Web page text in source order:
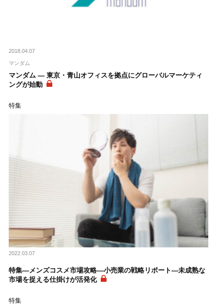
2018.04.07
マンダム
マンダム ― 東京・青山オフィスを拠点にグローバルマーケティ
ングが始動
特集
2022.03.07
特集―メンズコスメ市場攻略―小売業の戦略リポート―未成熟な
市場を捉える仕掛けが活発化
特集